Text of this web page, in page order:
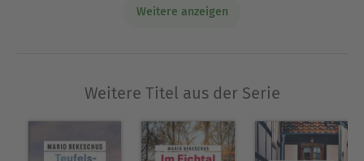
nicht nur zu Recherchezwecken regelmäßig
Ausblenden
Weitere anzeigen
Weitere Titel aus der Serie